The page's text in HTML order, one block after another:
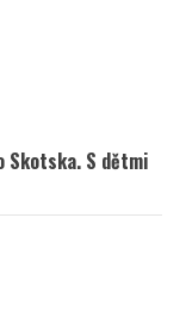
Skotska. S dětmi